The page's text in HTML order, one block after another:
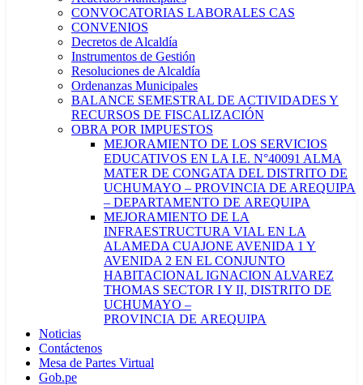
CONVOCATORIAS LABORALES CAS
CONVENIOS
Decretos de Alcaldía
Instrumentos de Gestión
Resoluciones de Alcaldía
Ordenanzas Municipales
BALANCE SEMESTRAL DE ACTIVIDADES Y
RECURSOS DE FISCALIZACIÓN
OBRA POR IMPUESTOS
MEJORAMIENTO DE LOS SERVICIOS
EDUCATIVOS EN LA I.E. N°40091 ALMA
MATER DE CONGATA DEL DISTRITO DE
UCHUMAYO – PROVINCIA DE AREQUIPA
– DEPARTAMENTO DE AREQUIPA
MEJORAMIENTO DE LA
INFRAESTRUCTURA VIAL EN LA
ALAMEDA CUAJONE AVENIDA 1 Y
AVENIDA 2 EN EL CONJUNTO
HABITACIONAL IGNACION ALVAREZ
THOMAS SECTOR I Y II, DISTRITO DE
UCHUMAYO –
PROVINCIA DE AREQUIPA
Noticias
Contáctenos
Mesa de Partes Virtual
Gob.pe